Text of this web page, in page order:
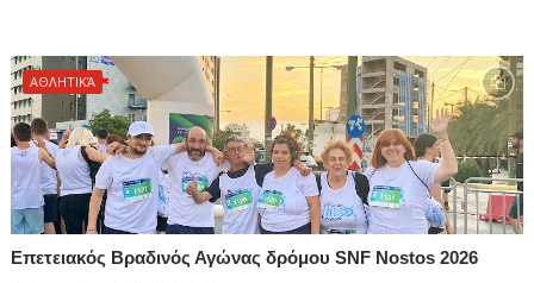
ΑΘΛΗΤΙΚΆ
Επετειακός Βραδινός Αγώνας δρόμου SNF Nostos 2026